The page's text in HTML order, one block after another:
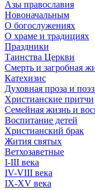
Азы православия
Новоначальным
О богослужениях
О храме и традициях
Праздники
Таинства Церкви
Смерть и загробная
Катехизис
Духовная проза и
Христианские притчи
Семейная жизнь и
Воспитание детей
Христианский брак
Жития святых
Ветхозаветные
I-III века
IV-VIII века
IX-XV века